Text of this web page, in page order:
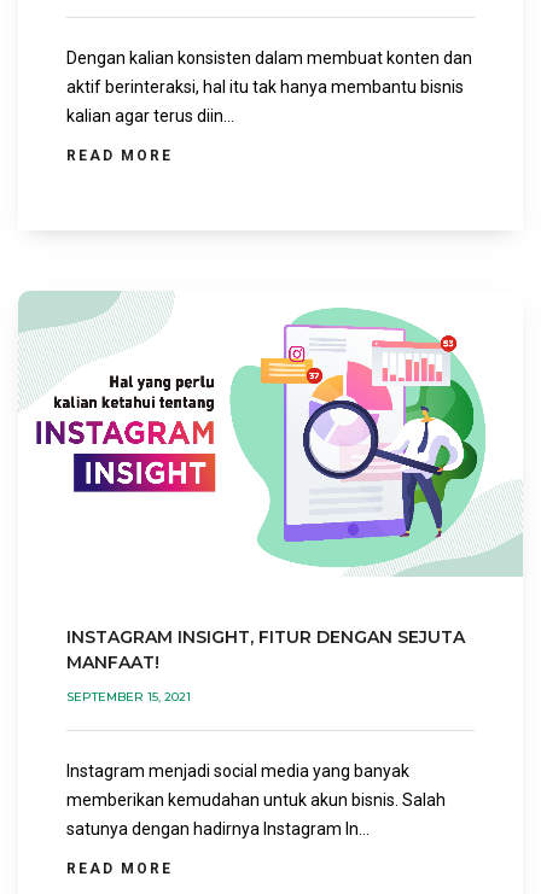
Dengan kalian konsisten dalam membuat konten dan
aktif berinteraksi, hal itu tak hanya membantu bisnis
kalian agar terus diin...
READ MORE
INSTAGRAM INSIGHT, FITUR DENGAN SEJUTA
MANFAAT!
SEPTEMBER 15, 2021
Instagram menjadi social media yang banyak
memberikan kemudahan untuk akun bisnis. Salah
satunya dengan hadirnya Instagram In...
READ MORE